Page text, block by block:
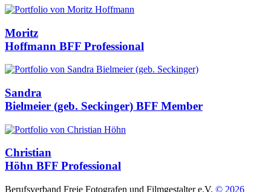
Moritz
Hoffmann BFF Professional
Sandra
Bielmeier (geb. Seckinger) BFF Member
Christian
Höhn BFF Professional
Berufsverband Freie Fotografen und Filmgestalter e.V. © 2026